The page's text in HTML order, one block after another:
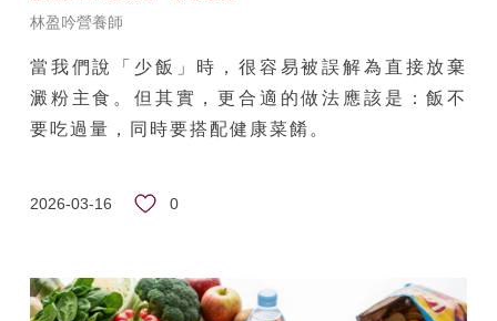
林盈吟營養師
當我們說「少飯」時，很容易被誤解為直接放棄
澱粉主食。但其實，更合適的做法應該是：飯不
要吃過量，同時要搭配健康菜餚。
2026-03-16 0